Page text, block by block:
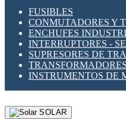
FUSIBLES
CONMUTADORES Y
ENCHUFES
INTERRUPTORES -
SUPRESORES DE
INSTRUMENTOS DE
SOLAR